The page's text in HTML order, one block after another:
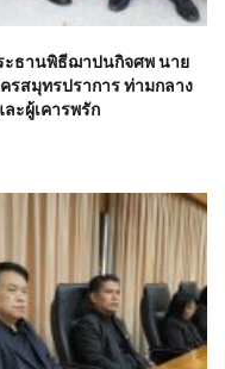
ะธานพิธีฌาปนกิจศพ นาย
รสมุทรปราการ ท่ามกลาง
ะผู้เคารพรัก